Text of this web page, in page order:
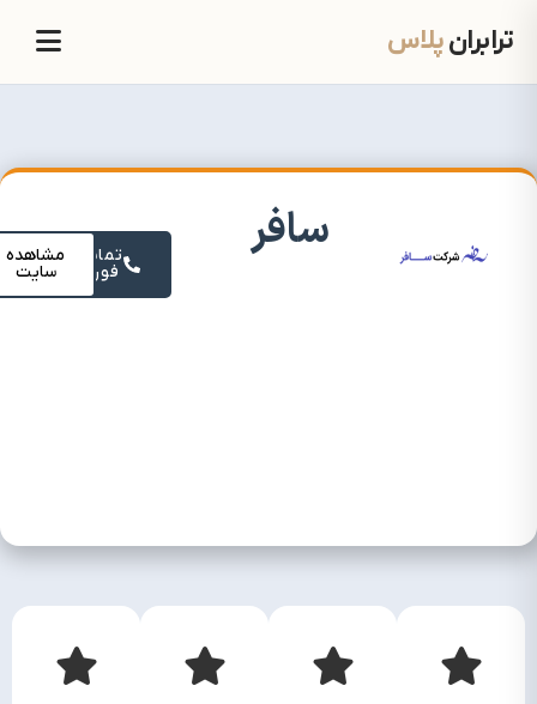
ترابرانپلاس
سافر تماس
فوری
مشاهده
سایت